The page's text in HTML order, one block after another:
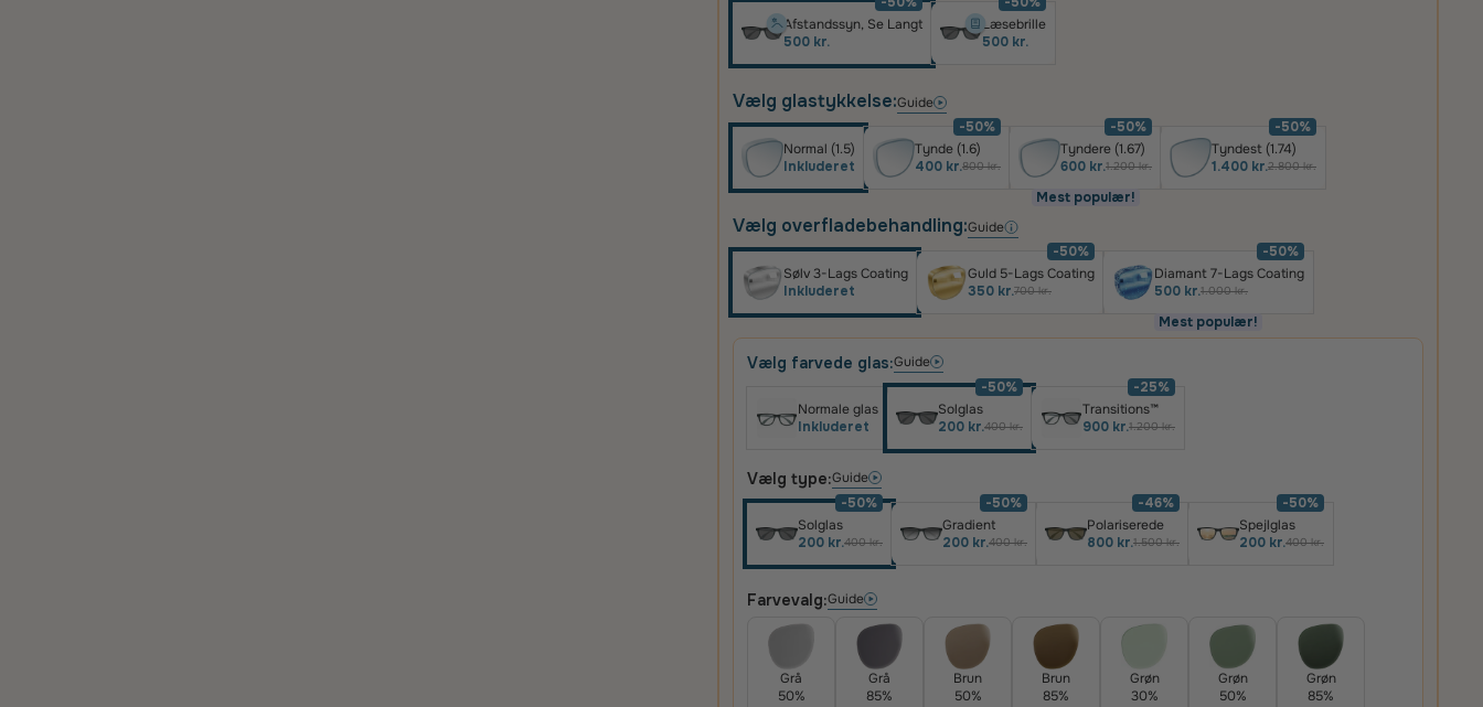
Afstandssyn, Se Langt
500 kr.
Læsebrille
500 kr.
Vælg glastykkelse:Guide
Normal (1.5)
Inkluderet
Tynde (1.6)
400 kr.800 kr.
-50%
Tyndere (1.67)
600 kr.1.200 kr.
Mest populær!
-50%
Tyndest (1.74)
1.400 kr.2.800 kr.
-50%
Vælg overfladebehandling:Guide
Sølv 3-Lags Coating
Inkluderet
Guld 5-Lags Coating
350 kr.700 kr.
-50%
Diamant 7-Lags Coating
500 kr.1.000 kr.
Mest populær!
-50%
Vælg farvede glas:Guide
Normale glas
Inkluderet
Solglas
200 kr.400 kr.
-50%
Transitions™
900 kr.1.200 kr.
-25%
Vælg type:Guide
Solglas
200 kr.400 kr.
-50%
Gradient
200 kr.400 kr.
-50%
Polariserede
800 kr.1.500 kr.
-46%
Spejlglas
200 kr.400 kr.
-50%
Farvevalg:Guide
Grå
50%
Grå
85%
Brun
50%
Brun
85%
Grøn
30%
Grøn
50%
Grøn
85%